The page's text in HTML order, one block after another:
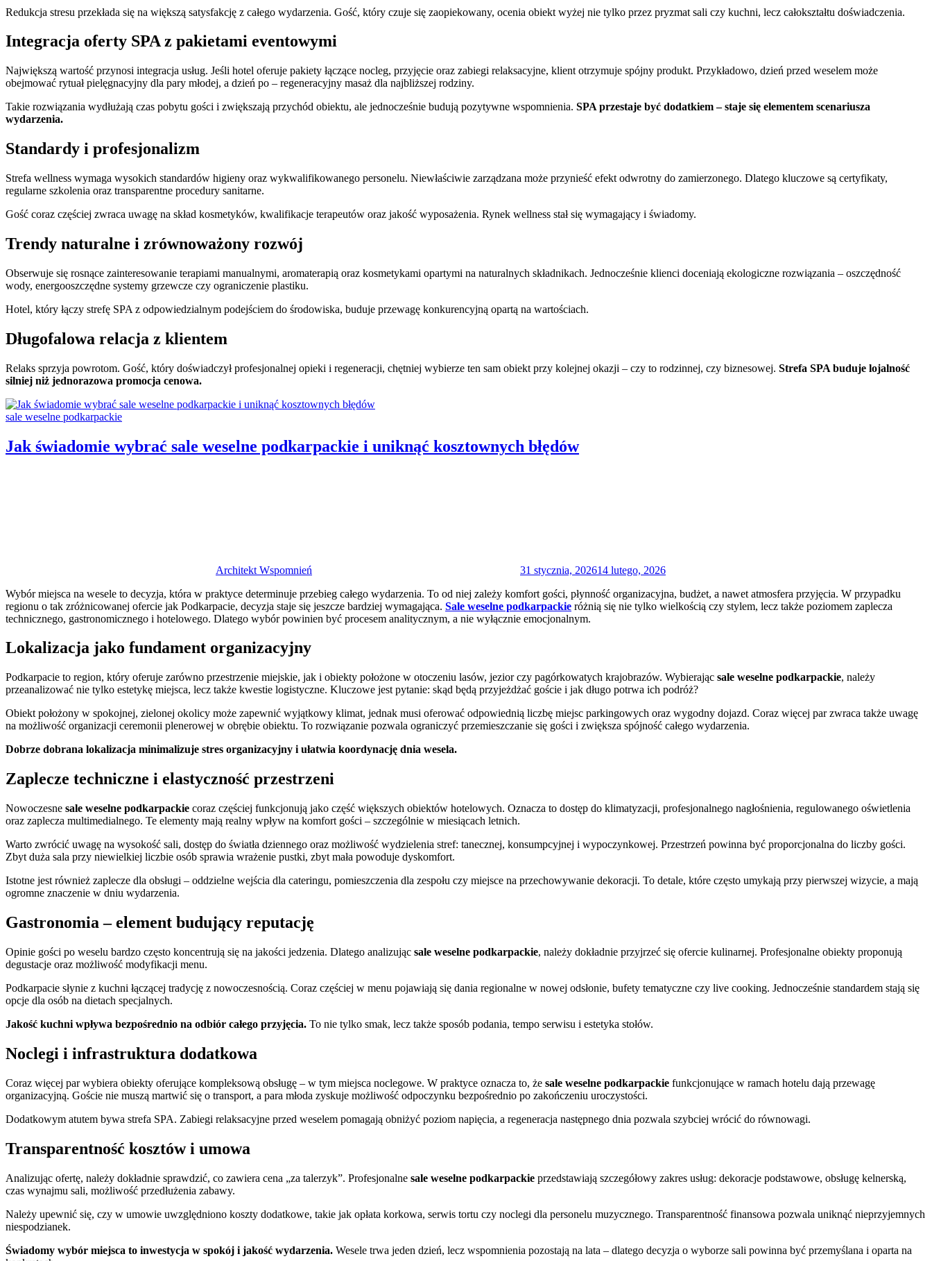
Redukcja stresu przekłada się na większą satysfakcję z całego wydarzenia. Gość, który czuje się zaopiekowany, ocenia obiekt wyżej nie tylko przez pryzmat sali czy kuchni, lecz całokształtu doświadczenia.
Integracja oferty SPA z pakietami eventowymi
Największą wartość przynosi integracja usług. Jeśli hotel oferuje pakiety łączące nocleg, przyjęcie oraz zabiegi relaksacyjne, klient otrzymuje spójny produkt. Przykładowo, dzień przed weselem może
obejmować rytuał pielęgnacyjny dla pary młodej, a dzień po – regeneracyjny masaż dla najbliższej rodziny.
Takie rozwiązania wydłużają czas pobytu gości i zwiększają przychód obiektu, ale jednocześnie budują pozytywne wspomnienia. SPA przestaje być dodatkiem – staje się elementem scenariusza
wydarzenia.
Standardy i profesjonalizm
Strefa wellness wymaga wysokich standardów higieny oraz wykwalifikowanego personelu. Niewłaściwie zarządzana może przynieść efekt odwrotny do zamierzonego. Dlatego kluczowe są certyfikaty,
regularne szkolenia oraz transparentne procedury sanitarne.
Gość coraz częściej zwraca uwagę na skład kosmetyków, kwalifikacje terapeutów oraz jakość wyposażenia. Rynek wellness stał się wymagający i świadomy.
Trendy naturalne i zrównoważony rozwój
Obserwuje się rosnące zainteresowanie terapiami manualnymi, aromaterapią oraz kosmetykami opartymi na naturalnych składnikach. Jednocześnie klienci doceniają ekologiczne rozwiązania – oszczędność
wody, energooszczędne systemy grzewcze czy ograniczenie plastiku.
Hotel, który łączy strefę SPA z odpowiedzialnym podejściem do środowiska, buduje przewagę konkurencyjną opartą na wartościach.
Długofalowa relacja z klientem
Relaks sprzyja powrotom. Gość, który doświadczył profesjonalnej opieki i regeneracji, chętniej wybierze ten sam obiekt przy kolejnej okazji – czy to rodzinnej, czy biznesowej. Strefa SPA buduje lojalność
silniej niż jednorazowa promocja cenowa.
Categories:
sale weselne podkarpackie
Jak świadomie wybrać sale weselne podkarpackie i uniknąć kosztownych błędów
Architekt Wspomnień 31 stycznia, 202614 lutego, 2026
Wybór miejsca na wesele to decyzja, która w praktyce determinuje przebieg całego wydarzenia. To od niej zależy komfort gości, płynność organizacyjna, budżet, a nawet atmosfera przyjęcia. W przypadku
regionu o tak zróżnicowanej ofercie jak Podkarpacie, decyzja staje się jeszcze bardziej wymagająca. Sale weselne podkarpackie różnią się nie tylko wielkością czy stylem, lecz także poziomem zaplecza
technicznego, gastronomicznego i hotelowego. Dlatego wybór powinien być procesem analitycznym, a nie wyłącznie emocjonalnym.
Lokalizacja jako fundament organizacyjny
Podkarpacie to region, który oferuje zarówno przestrzenie miejskie, jak i obiekty położone w otoczeniu lasów, jezior czy pagórkowatych krajobrazów. Wybierając sale weselne podkarpackie, należy
przeanalizować nie tylko estetykę miejsca, lecz także kwestie logistyczne. Kluczowe jest pytanie: skąd będą przyjeżdżać goście i jak długo potrwa ich podróż?
Obiekt położony w spokojnej, zielonej okolicy może zapewnić wyjątkowy klimat, jednak musi oferować odpowiednią liczbę miejsc parkingowych oraz wygodny dojazd. Coraz więcej par zwraca także uwagę
na możliwość organizacji ceremonii plenerowej w obrębie obiektu. To rozwiązanie pozwala ograniczyć przemieszczanie się gości i zwiększa spójność całego wydarzenia.
Dobrze dobrana lokalizacja minimalizuje stres organizacyjny i ułatwia koordynację dnia wesela.
Zaplecze techniczne i elastyczność przestrzeni
Nowoczesne sale weselne podkarpackie coraz częściej funkcjonują jako część większych obiektów hotelowych. Oznacza to dostęp do klimatyzacji, profesjonalnego nagłośnienia, regulowanego oświetlenia
oraz zaplecza multimedialnego. Te elementy mają realny wpływ na komfort gości – szczególnie w miesiącach letnich.
Warto zwrócić uwagę na wysokość sali, dostęp do światła dziennego oraz możliwość wydzielenia stref: tanecznej, konsumpcyjnej i wypoczynkowej. Przestrzeń powinna być proporcjonalna do liczby gości.
Zbyt duża sala przy niewielkiej liczbie osób sprawia wrażenie pustki, zbyt mała powoduje dyskomfort.
Istotne jest również zaplecze dla obsługi – oddzielne wejścia dla cateringu, pomieszczenia dla zespołu czy miejsce na przechowywanie dekoracji. To detale, które często umykają przy pierwszej wizycie, a mają
ogromne znaczenie w dniu wydarzenia.
Gastronomia – element budujący reputację
Opinie gości po weselu bardzo często koncentrują się na jakości jedzenia. Dlatego analizując sale weselne podkarpackie, należy dokładnie przyjrzeć się ofercie kulinarnej. Profesjonalne obiekty proponują
degustacje oraz możliwość modyfikacji menu.
Podkarpacie słynie z kuchni łączącej tradycję z nowoczesnością. Coraz częściej w menu pojawiają się dania regionalne w nowej odsłonie, bufety tematyczne czy live cooking. Jednocześnie standardem stają się
opcje dla osób na dietach specjalnych.
Jakość kuchni wpływa bezpośrednio na odbiór całego przyjęcia. To nie tylko smak, lecz także sposób podania, tempo serwisu i estetyka stołów.
Noclegi i infrastruktura dodatkowa
Coraz więcej par wybiera obiekty oferujące kompleksową obsługę – w tym miejsca noclegowe. W praktyce oznacza to, że sale weselne podkarpackie funkcjonujące w ramach hotelu dają przewagę
organizacyjną. Goście nie muszą martwić się o transport, a para młoda zyskuje możliwość odpoczynku bezpośrednio po zakończeniu uroczystości.
Dodatkowym atutem bywa strefa SPA. Zabiegi relaksacyjne przed weselem pomagają obniżyć poziom napięcia, a regeneracja następnego dnia pozwala szybciej wrócić do równowagi.
Transparentność kosztów i umowa
Analizując ofertę, należy dokładnie sprawdzić, co zawiera cena „za talerzyk”. Profesjonalne sale weselne podkarpackie przedstawiają szczegółowy zakres usług: dekoracje podstawowe, obsługę kelnerską,
czas wynajmu sali, możliwość przedłużenia zabawy.
Należy upewnić się, czy w umowie uwzględniono koszty dodatkowe, takie jak opłata korkowa, serwis tortu czy noclegi dla personelu muzycznego. Transparentność finansowa pozwala uniknąć nieprzyjemnych
niespodzianek.
Świadomy wybór miejsca to inwestycja w spokój i jakość wydarzenia. Wesele trwa jeden dzień, lecz wspomnienia pozostają na lata – dlatego decyzja o wyborze sali powinna być przemyślana i oparta na